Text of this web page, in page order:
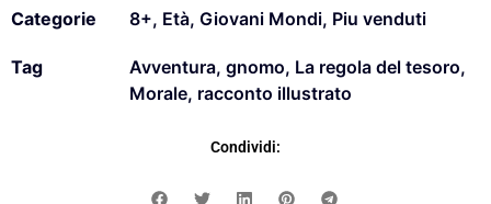
Categorie 8+, Età, Giovani Mondi, Piu venduti
Tag Avventura, gnomo, La regola del tesoro,
Morale, racconto illustrato
Condividi: